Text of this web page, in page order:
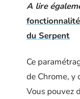
A lire
du Serpent
Ce
de Chrome, y
Vous pouvez